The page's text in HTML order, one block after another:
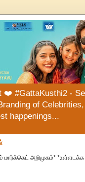
❤️ #GattaKusthi2 -
of
happenings...
மார்க்கெட் அறிமுகம்* *உள்ளடக்க